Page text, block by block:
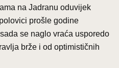
na Jadranu oduvijek
prošle godine
se naglo vraća usporedo
brže i od optimističnih